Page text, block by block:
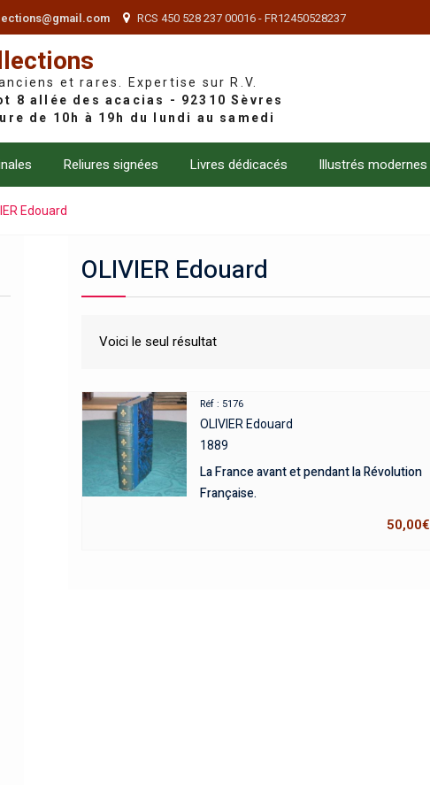
RCS 450 528 237 00016 - FR12450528237
et rares. Expertise sur R.V.
Reliures signées Livres dédicacés Illustrés modernes
Edouard
OLIVIER Edouard
Voici le seul résultat
Réf : 5176
OLIVIER Edouard
1889
La France avant et pendant la Révolution
Française.
50,00€